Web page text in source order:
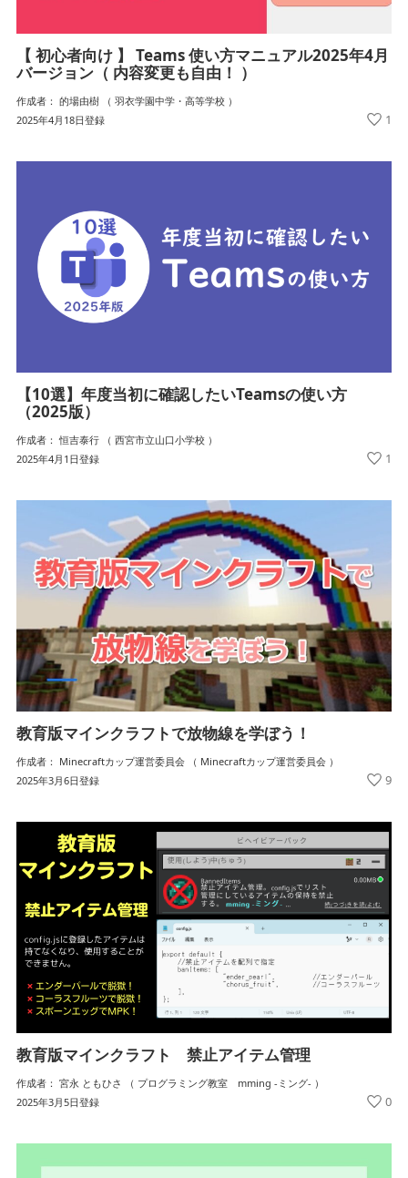
【 初心者向け 】 Teams 使い方マニュアル2025年4月
バージョン（ 内容変更も自由！ ）
作成者： 的場由樹 （ 羽衣学園中学・高等学校 ）
2025年4月18日登録
1
【10選】年度当初に確認したいTeamsの使い方
（2025版）
作成者： 恒吉泰行 （ 西宮市立山口小学校 ）
2025年4月1日登録
1
教育版マインクラフトで放物線を学ぼう！
作成者： Minecraftカップ運営委員会 （ Minecraftカップ運営委員会 ）
2025年3月6日登録
9
教育版マインクラフト 禁止アイテム管理
作成者： 宮永 ともひさ （ プログラミング教室 mming -ミング- ）
2025年3月5日登録
0